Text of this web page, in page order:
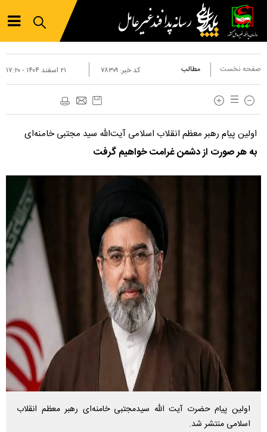
صفحه نخست مطالب ۲۱ اسفند ۱۴۰۴ - ۱۷:۲۰ کد خبر:۷۸۳۰۹
اولین پیام رهبر معظم انقلاب اسلامی آیت‌الله سید مجتبی خامنه‌ای
به هر صورت از دشمن غرامت خواهیم گرفت
اولین پیام حضرت آیت الله سیدمجتبی خامنه‌ای رهبر معظم انقلاب
اسلامی منتشر شد.